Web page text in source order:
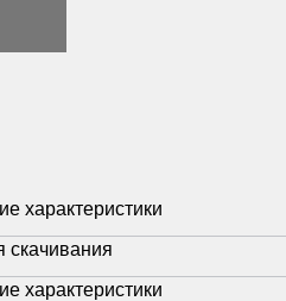
характеристики
скачивания
характеристики